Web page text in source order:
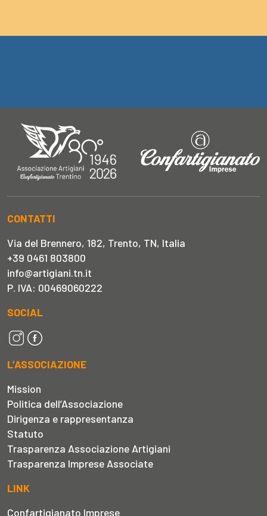
CONTATTI
Via del Brennero, 182, Trento, TN, Italia
+39 0461 803800
info@artigiani.tn.it
P. IVA: 00469060222
SOCIAL
L’ASSOCIAZIONE
Mission
Politica dell’Associazione
Dirigenza e rappresentanza
Statuto
Trasparenza Associazione Artigiani
Trasparenza Imprese Associate
LINK
Confartigianato Imprese